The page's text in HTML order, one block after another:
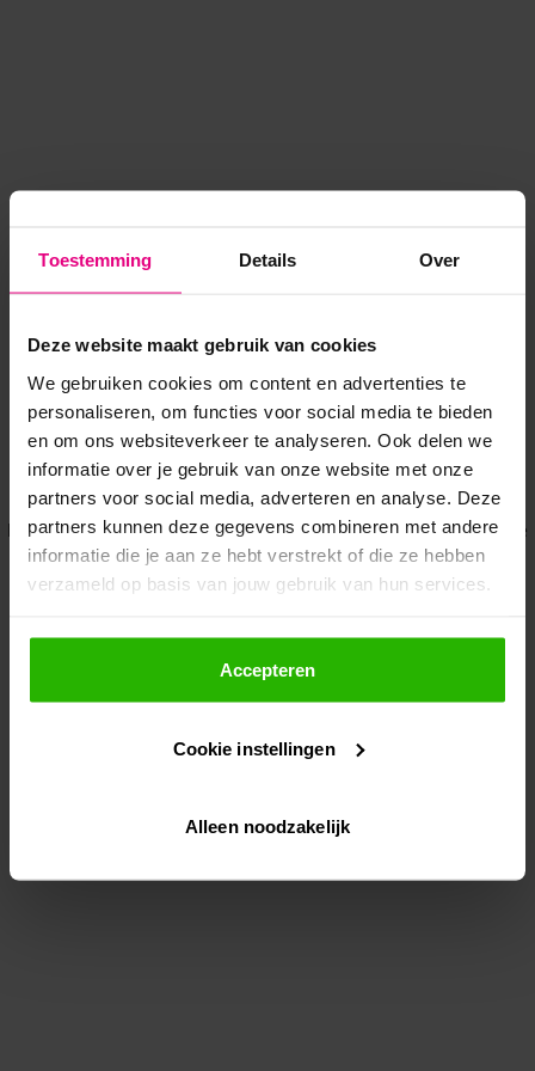
Toestemming Details Over
Deze website maakt gebruik van cookies
We gebruiken cookies om content en advertenties te
personaliseren, om functies voor social media te bieden
en om ons websiteverkeer te analyseren. Ook delen we
informatie over je gebruik van onze website met onze
partners voor social media, adverteren en analyse. Deze
partners kunnen deze gegevens combineren met andere
informatie die je aan ze hebt verstrekt of die ze hebben
verzameld op basis van jouw gebruik van hun services.
Als je op "Accepteer" klikt, dan geef je Voordeeluitjes.nl
toestemming om cookies voor social media en
gepersonaliseerde advertenties te plaatsen.
Lees hier meer over in onsprivacybeleid
Via "Cookie instellingen" kun je ook zelf instellen welke
Accepteren
Cookie instellingen
Alleen noodzakelijk
Application error: a client-side exception has occurred while
loadingwww.voordeeluitjes.nl (see the browser console for more
information).